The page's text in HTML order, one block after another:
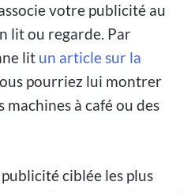
votre publicité au
lit ou regarde. Par
lit un article sur la
pourriez lui montrer
à café ou des
ciblée les plus